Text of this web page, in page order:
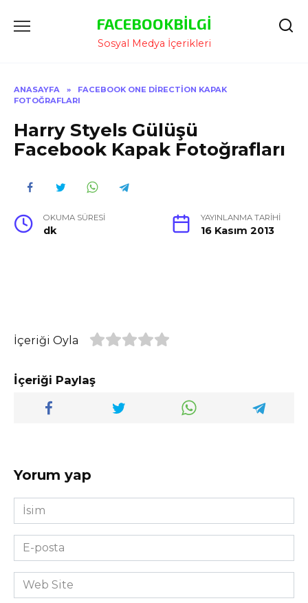
Atla
FACEBOOKBILGI
Sosyal Medya İçerikleri
ANASAYFA »
FACEBOOK ONE DIRECTION KAPAK
FOTOĞRAFLARI
Harry Styels Gülüşü
Facebook Kapak Fotoğrafları
OKUMA SÜRESI
dk
YAYINLANMA TARIHI
16 Kasım 2013
İçeriği Oyla
İçeriği Paylaş
Yorum yap
İsim
*
E-
posta
*Web
Site